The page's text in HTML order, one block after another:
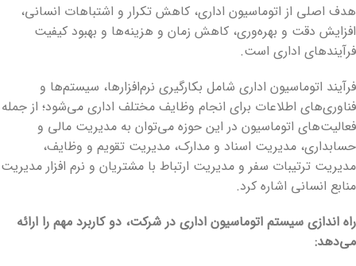
هدف اصلی از اتوماسیون اداری، کاهش تکرار و اشتباهات انسانی،
افزایش دقت و بهره‌وری، کاهش زمان و هزینه‌ها و بهبود کیفیت
فرآیندهای اداری است.
فرآیند اتوماسیون اداری شامل بکارگیری نرم‌افزارها، سیستم‌ها و
فناوری‌های اطلاعات برای انجام وظایف مختلف اداری می‌شود؛ از جمله
فعالیت‌های اتوماسیون در این حوزه می‌توان به مدیریت مالی و
حسابداری، مدیریت اسناد و مدارک، مدیریت تقویم و وظایف،
مدیریت ترتیبات سفر و مدیریت ارتباط با مشتریان و نرم افزار مدیریت
منابع انسانی اشاره کرد.
راه اندازی سیستم اتوماسیون اداری در شرکت، دو کاربرد مهم را ارائه
می‌دهد: